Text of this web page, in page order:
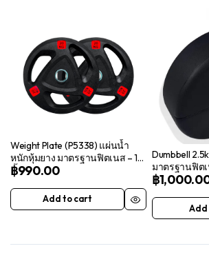
Weight Plate (P5338) แผ่นน้ำ
หนักหุ้มยาง มาตรฐานฟิตเนส – 1
ชิ้น
฿990.00
Add to cart
Dumbbell
มาตรฐานฟิต
฿